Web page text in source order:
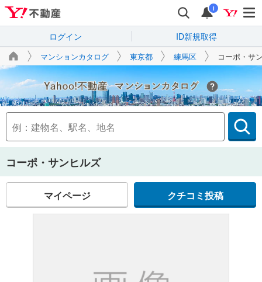
i
ログイン ID新規取得
マンションカタログ 東京都 練馬区 コーポ・サ
Yahoo!不動産
コーポ・サンヒルズ
マイページ クチコミ投稿